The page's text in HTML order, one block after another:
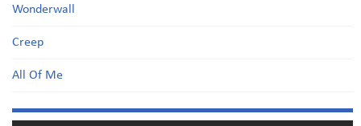
Wonderwall
Creep
All Of Me